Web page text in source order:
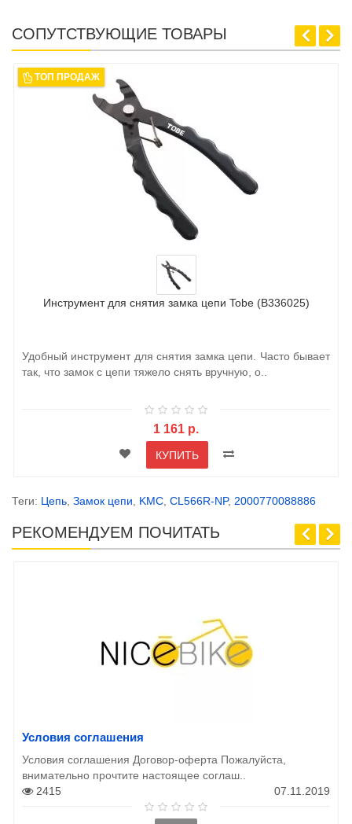
СОПУТСТВУЮЩИЕ ТОВАРЫ
ТОП ПРОДАЖ
Инструмент для снятия замка цепи Tobe (B336025)
Удобный инструмент для снятия замка цепи. Часто бывает
так, что замок с цепи тяжело снять вручную, о..
1 161 р.
КУПИТЬ
Теги: Цепь, Замок цепи, KMC, CL566R-NP, 2000770088886
РЕКОМЕНДУЕМ ПОЧИТАТЬ
Условия соглашения
Условия соглашения Договор-оферта Пожалуйста,
внимательно прочтите настоящее соглаш..
2415
07.11.2019